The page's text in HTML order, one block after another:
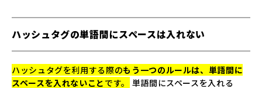
ハッシュタグの単語間にスペースは入れない
ハッシュタグを利用する際のもう一つのルールは、単語間に
スペースを入れないこと です。
単語間にスペースを入れる